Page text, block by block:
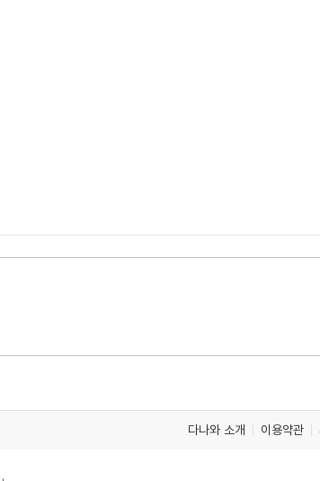
다나와 소개 이용약관